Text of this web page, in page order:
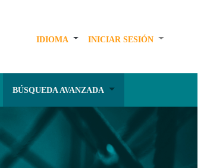
IDIOMA INICIAR SESIÓN
BÚSQUEDA AVANZADA